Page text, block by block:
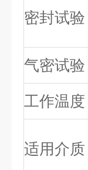
密封试验
气密试验
工作温度
适用介质